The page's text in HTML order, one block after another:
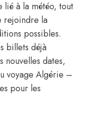
lié à la météo, tout
rejoindre la
possibles.
billets déjà
nouvelles dates,
voyage Algérie –
pour les